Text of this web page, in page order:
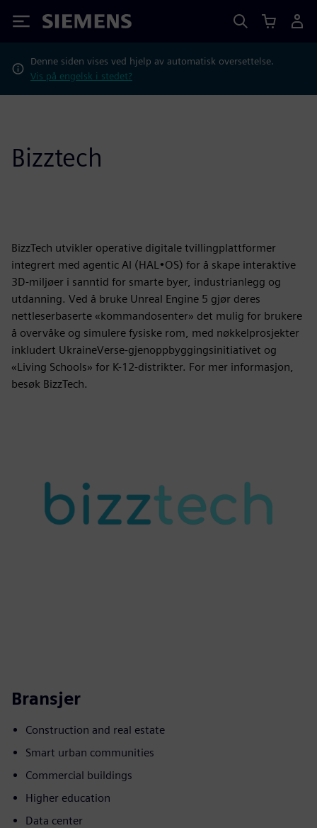
Siemens
Denne siden vises ved hjelp av automatisk oversettelse.
Vis på engelsk i stedet?
Bizztech
BizzTech utvikler operative digitale tvillingplattformer
integrert med agentic AI (HAL•OS) for å skape interaktive
3D-miljøer i sanntid for smarte byer, industrianlegg og
utdanning. Ved å bruke Unreal Engine 5 gjør deres
nettleserbaserte «kommandosenter» det mulig for brukere
å overvåke og simulere fysiske rom, med nøkkelprosjekter
inkludert UkraineVerse-gjenoppbyggingsinitiativet og
«Living Schools» for K-12-distrikter. For mer informasjon,
besøk BizzTech.
Bransjer
Construction and real estate
Smart urban communities
Commercial buildings
Higher education
Data center